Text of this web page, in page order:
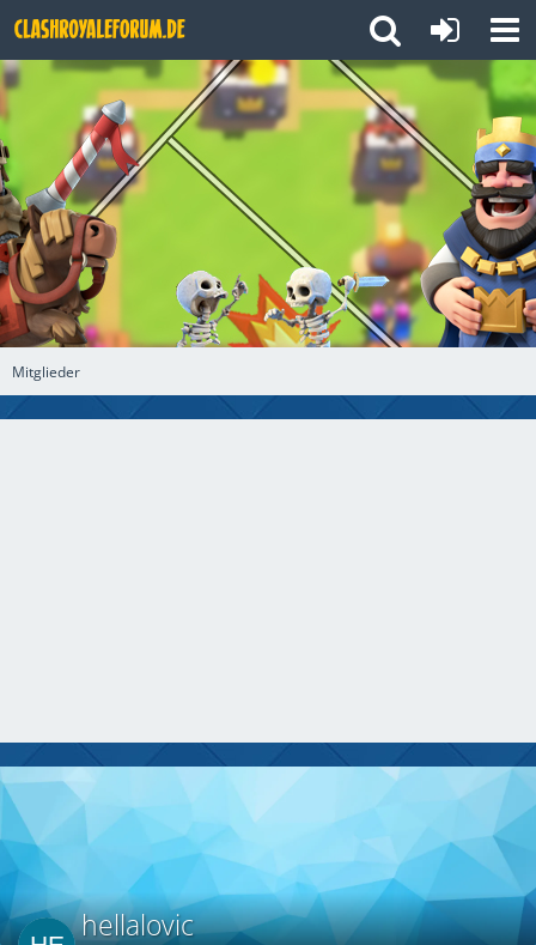
Mitglieder
hellalovic